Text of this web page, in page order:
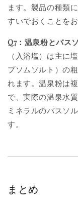
ます。製品の種類
すいでおくことを
Q7：温泉粉とバス
（入浴塩）は主に
プソムソルト）の
れます。温泉粉は
で、実際の温泉水
ミネラルのバスソ
す。
まとめ